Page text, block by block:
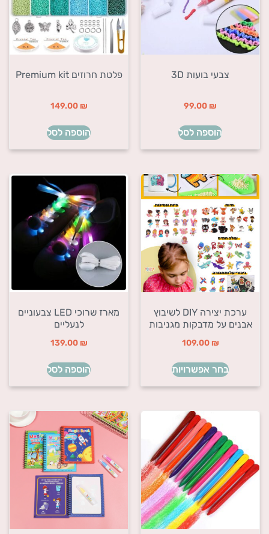
צבעי בועות 3D
99.00 ₪
הוספה לסל
פלטת חרוזים Premium kit
149.00 ₪
הוספה לסל
ערכת יצירה DIY לשיבוץ
אבנים על מדבקות מגניבות
109.00 ₪
בחר אפשרויות
מארז שרוכי LED צבעוניים
לנעליים
139.00 ₪
הוספה לסל